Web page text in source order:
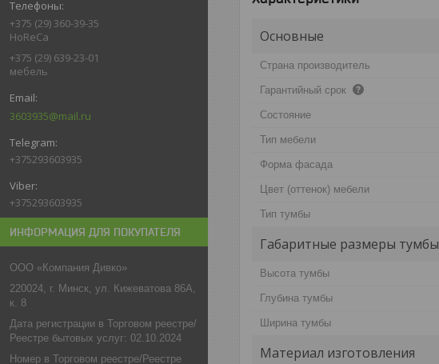
+375 (29) 360-39-35
HoReCa
+375 (29) 639-23-01
мебель
3603935@mail.ru
+375293603935
+375293603935
ИНФОРМАЦИЯ ДЛЯ ПОКУПАТЕЛЯ
ООО «Компания Дивко»
220024, г. Минск, ул. Кижеватова 86А,
к. 8
Дата регистрации в Торговом реестре/
Реестре бытовых услуг: 02.10.2024
Номер в Торговом реестре/Реестре
Основные
Страна производитель
Гарантийный срок
Состояние
Тип мебели
Форма фасада
Цвет (оттенок) мебели
Тип тумбы
Габаритные размеры тумбы
Высота тумбы
Глубина тумбы
Ширина тумбы
Материал изготовления